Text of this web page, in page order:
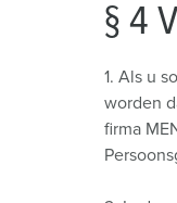
§ 4
1. Als u
worden
firma